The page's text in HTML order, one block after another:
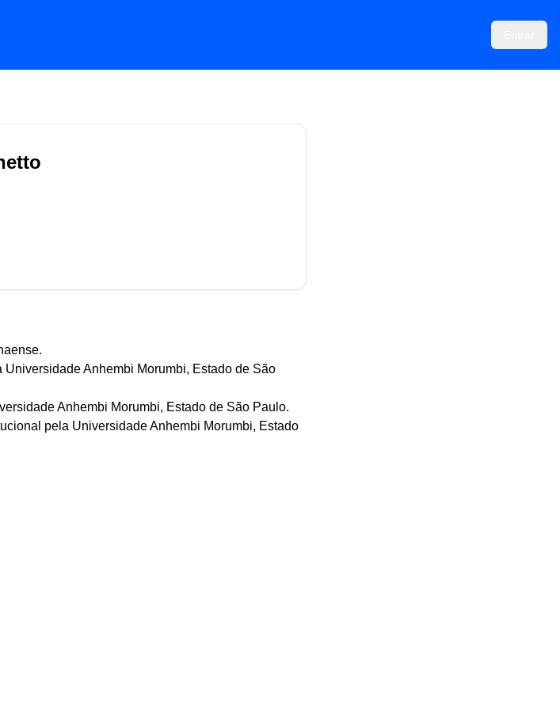
Anhembi Morumbi, Estado de São
Anhembi Morumbi, Estado de São Paulo.
pela Universidade Anhembi Morumbi, Estado